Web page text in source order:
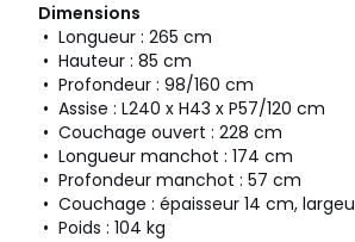
Dimensions
• Longueur : 265 cm
• Hauteur : 85 cm
• Profondeur : 98/160 cm
• Assise : L240 x H43 x P57/120 cm
• Couchage ouvert : 228 cm
• Longueur manchot : 174 cm
• Profondeur manchot : 57 cm
• Couchage : épaisseur 14 cm,
• Poids : 104 kg